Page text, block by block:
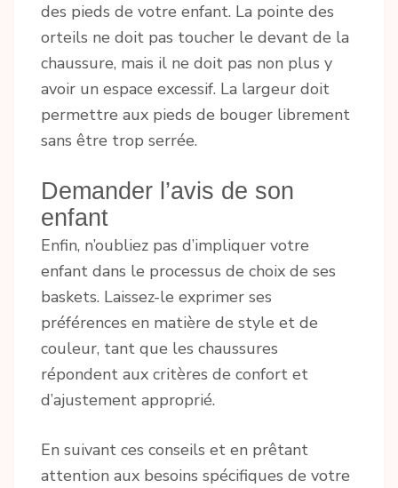
des pieds de votre enfant. La pointe des
orteils ne doit pas toucher le devant de la
chaussure, mais il ne doit pas non plus y
avoir un espace excessif. La largeur doit
permettre aux pieds de bouger librement
sans être trop serrée.
Demander l’avis de son
enfant
Enfin, n’oubliez pas d’impliquer votre
enfant dans le processus de choix de ses
baskets. Laissez-le exprimer ses
préférences en matière de style et de
couleur, tant que les chaussures
répondent aux critères de confort et
d’ajustement approprié.
En suivant ces conseils et en prêtant
attention aux besoins spécifiques de votre